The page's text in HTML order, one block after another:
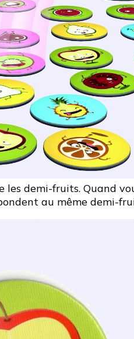
demi-fruits. Quand
au même demi-